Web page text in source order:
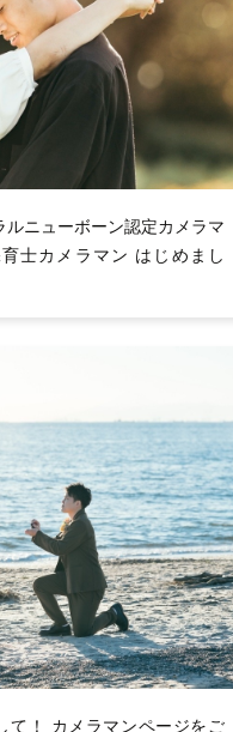
ルニューボーン認定カメラマ
士カメラマン はじめまし
て！ カメラマンページをご